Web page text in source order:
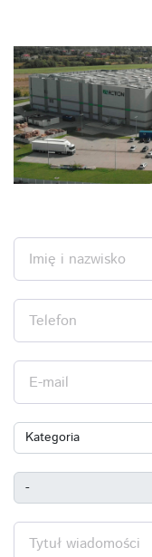
Imię i nazwisko
Telefon
E-mail
Tytuł wiadomości